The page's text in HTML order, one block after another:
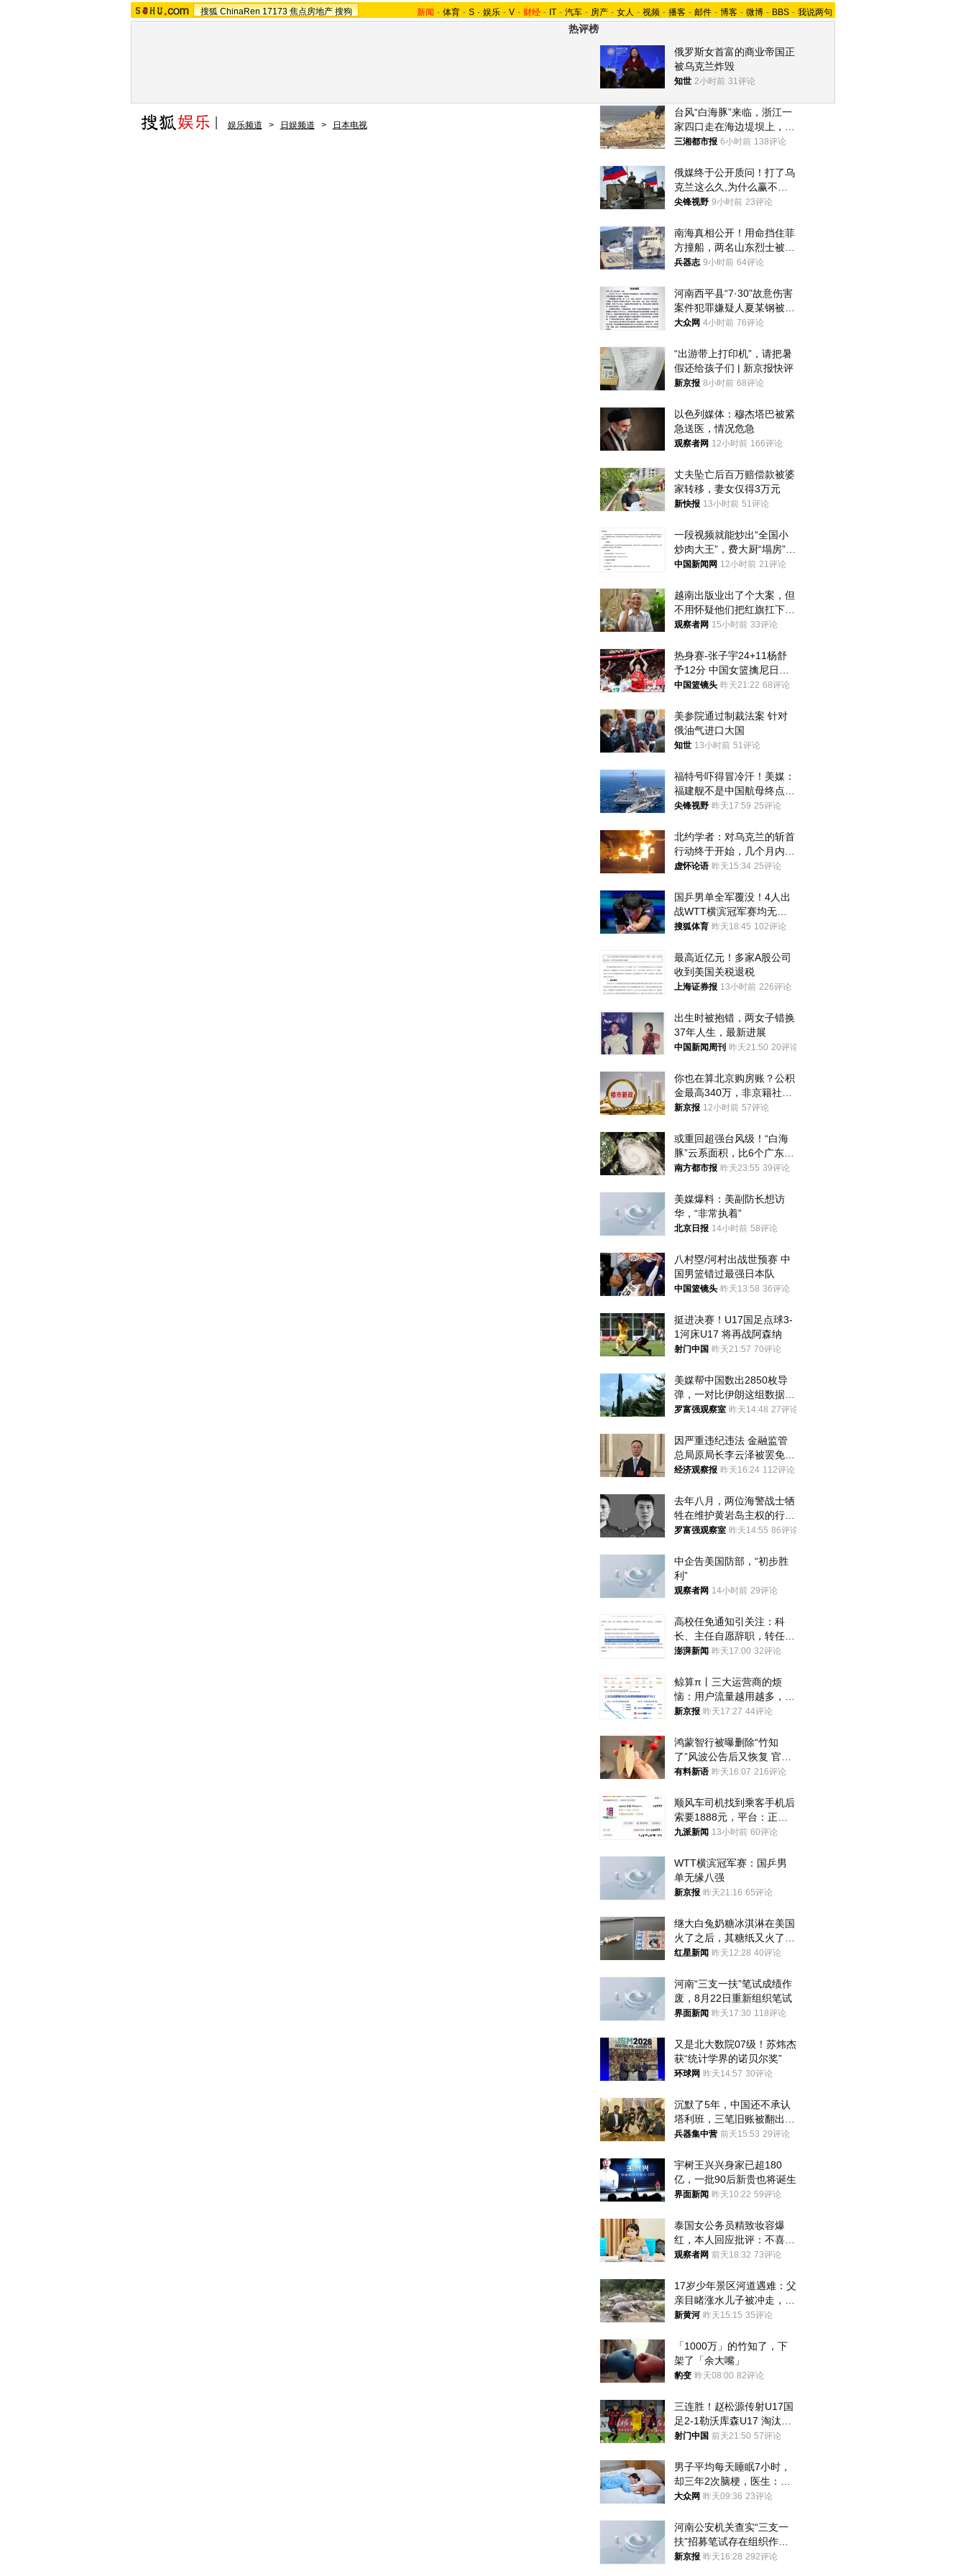
搜狐 ChinaRen 17173 焦点房地产 搜狗 新闻 - 体育 - S - 娱乐 - V - 财经 - IT - 汽车 - 房产 - 女人 - 视频 - 播客 - 邮件 - 博客 - 微博 - BBS - 我说两句
热评榜
俄罗斯女首富的商业帝国正
被乌克兰炸毁
知世 2小时前 31评论
台风“白海豚”来临，浙江一
家四口走在海边堤坝上，其
中9岁男孩被巨浪卷入海
三湘都市报 6小时前 138评论
俄媒终于公开质问！打了乌
克兰这么久,为什么赢不了?
答案令人沉默
尖锋视野 9小时前 23评论
南海真相公开！用命挡住菲
方撞船，两名山东烈士被授
武警最高荣誉
兵器志 9小时前 64评论
河南西平县“7·30”故意伤害
案件犯罪嫌疑人夏某钢被抓
获
大众网 4小时前 76评论
“出游带上打印机”，请把暑
假还给孩子们 | 新京报快评
新京报 8小时前 68评论
以色列媒体：穆杰塔巴被紧
急送医，情况危急
观察者网 12小时前 166评论
丈夫坠亡后百万赔偿款被婆
家转移，妻女仅得3万元
新快报 13小时前 51评论
一段视频就能炒出“全国小
炒肉大王”，费大厨“塌房”了
吗？
中国新闻网 12小时前 21评论
越南出版业出了个大案，但
不用怀疑他们把红旗扛下去
的决心
观察者网 15小时前 33评论
热身赛-张子宇24+11杨舒
予12分 中国女篮擒尼日利
亚
中国篮镜头 昨天21:22 68评论
美参院通过制裁法案 针对
俄油气进口大国
知世 13小时前 51评论
福特号吓得冒冷汗！美媒：
福建舰不是中国航母终点，
而是新起点！
尖锋视野 昨天17:59 25评论
北约学者：对乌克兰的斩首
行动终于开始，几个月内乌
将投降
虚怀论语 昨天15:34 25评论
国乒男单全军覆没！4人出
战WTT横滨冠军赛均无缘
八强
搜狐体育 昨天18:45 102评论
最高近亿元！多家A股公司
收到美国关税退税
上海证券报 13小时前 226评论
出生时被抱错，两女子错换
37年人生，最新进展
中国新闻周刊 昨天21:50 20评论
你也在算北京购房账？公积
金最高340万，非京籍社保
1年
新京报 12小时前 57评论
或重回超强台风级！“白海
豚”云系面积，比6个广东还
大！深圳官方：注意这件事
南方都市报 昨天23:55 39评论
美媒爆料：美副防长想访
华，“非常执着”
北京日报 14小时前 58评论
八村塁/河村出战世预赛 中
国男篮错过最强日本队
中国篮镜头 昨天13:58 36评论
挺进决赛！U17国足点球3-
1河床U17 将再战阿森纳
射门中国 昨天21:57 70评论
美媒帮中国数出2850枚导
弹，一对比伊朗这组数据，
发现出大事了
罗富强观察室 昨天14:48 27评论
因严重违纪违法 金融监管
总局原局长李云泽被罢免全
国人大代表
经济观察报 昨天16:24 112评论
去年八月，两位海警战士牺
牲在维护黄岩岛主权的行动
中
罗富强观察室 昨天14:55 86评论
中企告美国防部，“初步胜
利”
观察者网 14小时前 29评论
高校任免通知引关注：科
长、主任自愿辞职，转任思
政辅导员
澎湃新闻 昨天17:00 32评论
鲸算π丨三大运营商的烦
恼：用户流量越用越多，收
入却越来越少
新京报 昨天17:27 44评论
鸿蒙智行被曝删除“竹知
了”风波公告后又恢复 官媒
曾力挺：劝华为要大度的，
有料新语 昨天16:07 216评论
顺风车司机找到乘客手机后
索要1888元，平台：正和
司机沟通协商
九派新闻 13小时前 60评论
WTT横滨冠军赛：国乒男
单无缘八强
新京报 昨天21:16 65评论
继大白兔奶糖冰淇淋在美国
火了之后，其糖纸又火了！
海外博主盛赞：平面设计经
红星新闻 昨天12:28 40评论
河南“三支一扶”笔试成绩作
废，8月22日重新组织笔试
界面新闻 昨天17:30 118评论
又是北大数院07级！苏炜杰
获“统计学界的诺贝尔奖”
环球网 昨天14:57 30评论
沉默了5年，中国还不承认
塔利班，三笔旧账被翻出，
最大风险出现
兵器集中营 前天15:53 29评论
宇树王兴兴身家已超180
亿，一批90后新贵也将诞生
界面新闻 昨天10:22 59评论
泰国女公务员精致妆容爆
红，本人回应批评：不喜欢
就别看
观察者网 前天18:32 73评论
17岁少年景区河道遇难：父
亲目睹涨水儿子被冲走，当
地排除上游泄洪，家属盼厘
新黄河 昨天15:15 35评论
「1000万」的竹知了，下
架了「余大嘴」
豹变 昨天08:00 82评论
三连胜！赵松源传射U17国
足2-1勒沃库森U17 淘汰赛
将战河床
射门中国 前天21:50 57评论
男子平均每天睡眠7小时，
却三年2次脑梗，医生：这
样睡觉更伤身
大众网 昨天09:36 23评论
河南公安机关查实“三支一
扶”招募笔试存在组织作弊
犯罪行为
新京报 昨天16:28 292评论
娱乐频道 > 日娱频道 > 日本电视